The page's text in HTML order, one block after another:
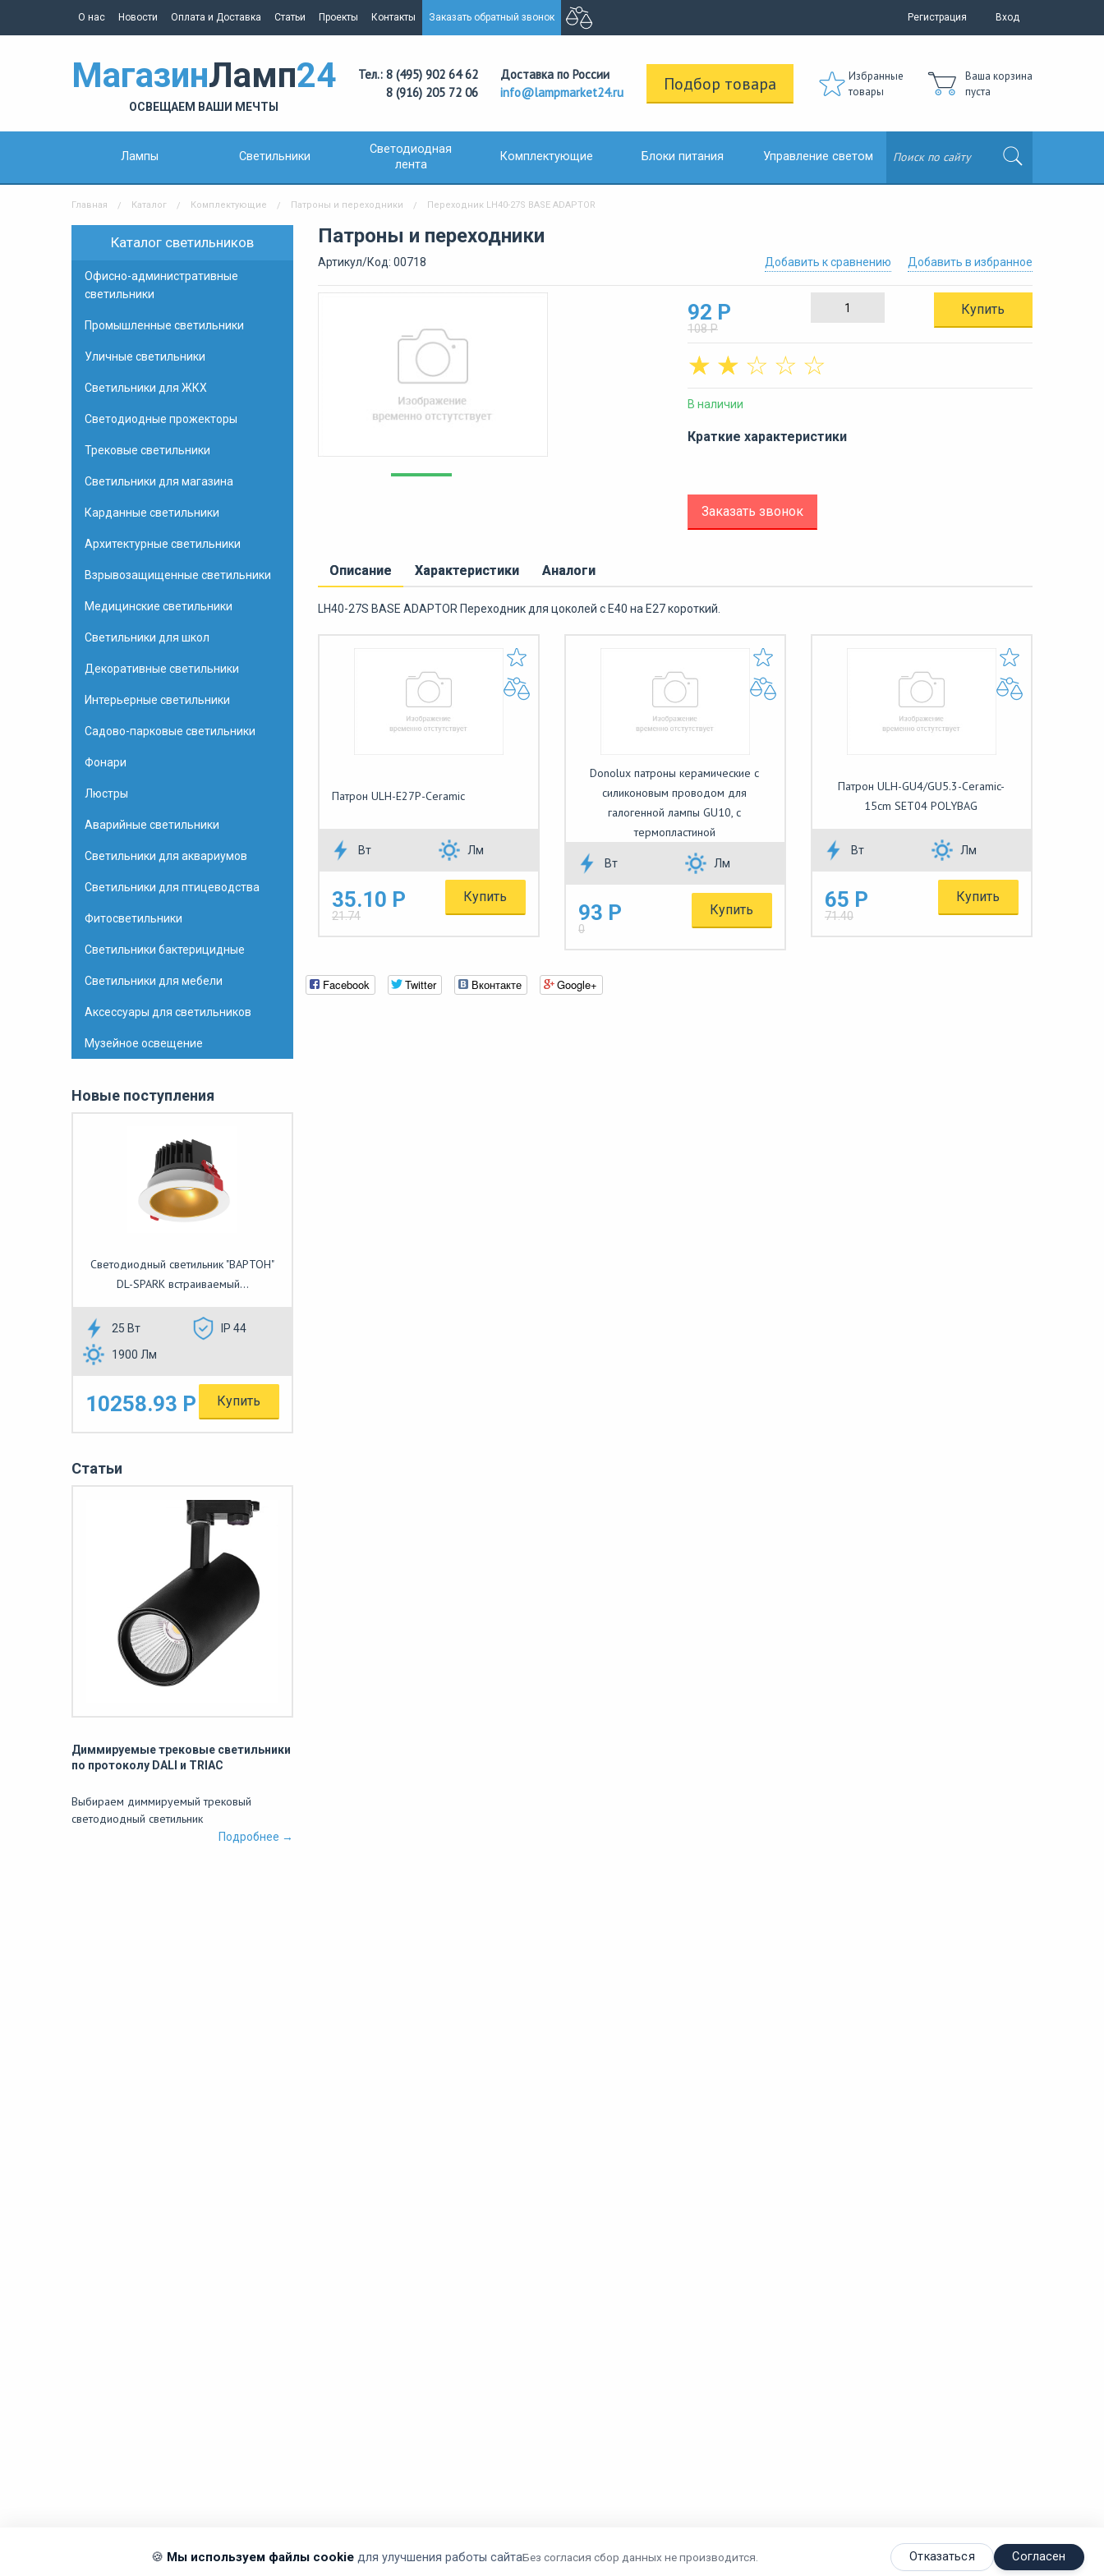
О нас Новости Оплата и Доставка Статьи Проекты Контакты Заказать обратный звонок Регистрация Вход
МагазинЛамп24
ОСВЕЩАЕМ ВАШИ МЕЧТЫ
Тел.: 8 (495) 902 64 62
8 (916) 205 72 06
Доставка по России
info@lampmarket24.ru
Подбор товара
Избранные
товары
Ваша корзина
пуста
Лампы Светильники
Светодиодная
лента
Комплектующие Блоки питания Управление светом
Главная Каталог Комплектующие Патроны и переходники Переходник LH40-27S BASE ADAPTOR
Каталог светильников
Офисно-административные
светильники
Промышленные светильники
Уличные светильники
Светильники для ЖКХ
Светодиодные прожекторы
Трековые светильники
Светильники для магазина
Карданные светильники
Архитектурные светильники
Взрывозащищенные светильники
Медицинские светильники
Светильники для школ
Декоративные светильники
Интерьерные светильники
Садово-парковые светильники
Фонари
Люстры
Аварийные светильники
Светильники для аквариумов
Светильники для птицеводства
Фитосветильники
Светильники бактерицидные
Светильники для мебели
Аксессуары для светильников
Музейное освещение
Новые поступления
Светодиодный светильник "ВАРТОН"
DL-SPARK встраиваемый...
25 Вт
IP 44
1900 Лм
10258.93 Р Купить
Статьи
Диммируемые трековые светильники
по протоколу DALI и TRIAC
Выбираем диммируемый трековый
светодиодный светильник
Подробнее →
Патроны и переходники
Артикул/Код: 00718 Добавить в избранное
Добавить к сравнению
92 Р
108 Р
Купить
☆
☆
☆
☆
☆
В наличии
Краткие характеристики
Заказать звонок
Описание Характеристики Аналоги
LH40-27S BASE ADAPTOR Переходник для цоколей с E40 на E27 короткий.
Патрон ULH-E27P-Ceramic
Вт Лм
35.10 Р
21.74
Купить
Donolux патроны керамические с
силиконовым проводом для
галогенной лампы GU10, с
термопластиной
Вт Лм
93 Р
0
Купить
Патрон ULH-GU4/GU5.3-Ceramic-
15cm SET04 POLYBAG
Вт Лм
65 Р
71.40
Купить
Facebook Twitter Вконтакте Google+
🍪 Мы используем файлы cookie для улучшения работы сайтаБез согласия сбор данных не производится. Отказаться Согласен